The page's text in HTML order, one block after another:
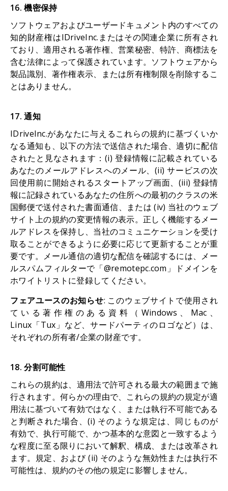
16. 機密保持
ソフトウェアおよびユーザードキュメント内のすべての
知的財産権はIDriveInc.またはその関連企業に所有され
ており、適用される著作権、営業秘密、特許、商標法を
含む法律によって保護されています。ソフトウェアから
製品識別、著作権表示、または所有権制限を削除するこ
とはありません。
17. 通知
IDriveInc.があなたに与えるこれらの規約に基づくいか
なる通知も、以下の方法で送信された場合、適切に配信
されたと見なされます：(i) 登録情報に記載されている
あなたのメールアドレスへのメール、(ii) サービスの次
回使用前に開始されるスタートアップ画面、(iii) 登録情
報に記録されているあなたの住所への最初のクラスの米
国郵便で送付された書面通信、または (iv) 当社のウェブ
サイト上の規約の変更情報の表示。正しく機能するメー
ルアドレスを保持し、当社のコミュニケーションを受け
取ることができるように必要に応じて更新することが重
要です。メール通信の適切な配信を確認するには、メー
ルスパムフィルターで「@remotepc.com」ドメインを
ホワイトリストに登録してください。
フェアユースのお知らせ: このウェブサイトで使用され
ている著作権のある資料（Windows、Mac、
Linux「Tux」など、サードパーティのロゴなど）は、
それぞれの所有者/企業の財産です。
18. 分割可能性
これらの規約は、適用法で許可される最大の範囲まで施
行されます。何らかの理由で、これらの規約の規定が適
用法に基づいて有効ではなく、または執行不可能である
と判断された場合、(i) そのような規定は、同じものが
有効で、执行可能で、かつ基本的な意図と一致するよう
な程度に至る限りにおいて解釈、構成、または改革され
ます。規定、および (ii) そのような無効性または执行不
可能性は、規約のその他の規定に影響しません。